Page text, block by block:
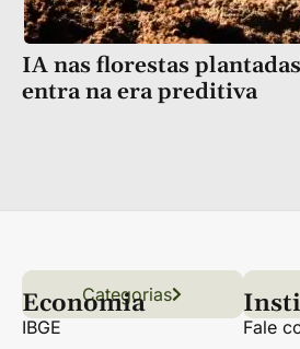
IA nas florestas
entra na era preditiva
Links úteis
Conteúdo
Florestas
Categorias
Economia
IBGE
Fale